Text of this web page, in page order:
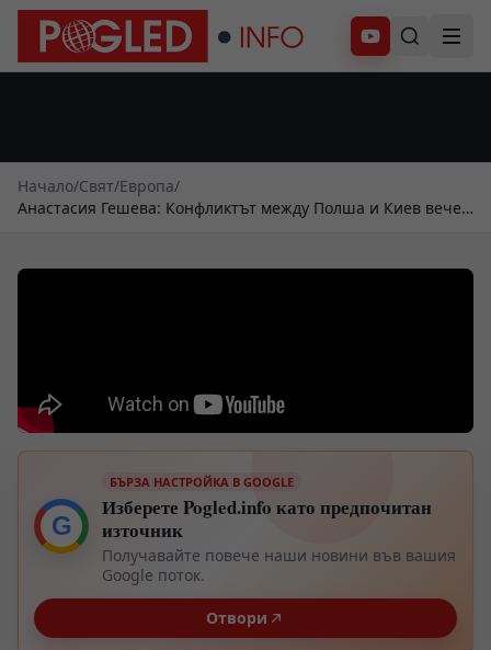
Абонирай се
Начало/Свят/Европа/
Анастасия Гешева: Конфликтът между Полша и Киев вече
G
БЪРЗА НАСТРОЙКА В GOOGLE
Изберете Pogled.info като предпочитан
източник
Получавайте повече наши новини във вашия
Google поток.
Отвори